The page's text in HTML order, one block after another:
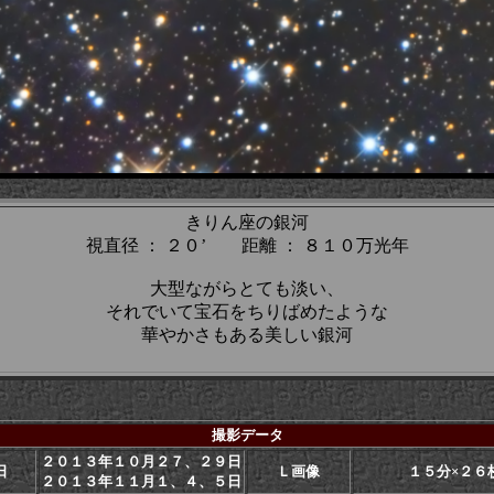
きりん座の銀河
視直径 ： ２０’ 距離 ： ８１０万光年
大型ながらとても淡い、
それでいて宝石をちりばめたような
華やかさもある美しい銀河
撮影データ
２０１３年１０月２７、２９日
２０１３年１１月１、４、５日
Ｌ画像 １５分×２６